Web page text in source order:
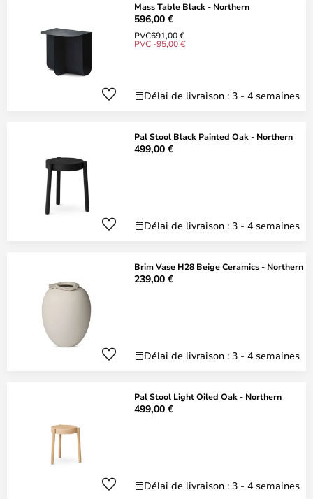
Mass Table Black - Northern
596,00 €
PVC691,00 €
PVC -95,00 €
Délai de livraison : 3 - 4 semaines
Pal Stool Black Painted Oak - Northern
499,00 €
Délai de livraison : 3 - 4 semaines
Brim Vase H28 Beige Ceramics - Northern
239,00 €
Délai de livraison : 3 - 4 semaines
Pal Stool Light Oiled Oak - Northern
499,00 €
Délai de livraison : 3 - 4 semaines